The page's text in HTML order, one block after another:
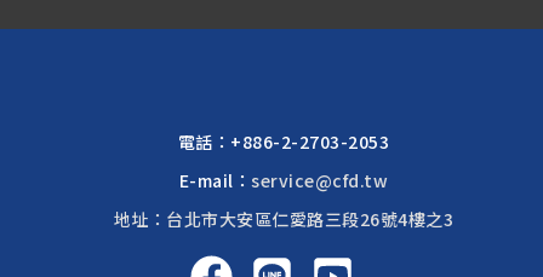
電話： +886-2-2703-2053
E-mail：service@cfd.tw
地址：台北市大安區仁愛路三段26號4樓之3